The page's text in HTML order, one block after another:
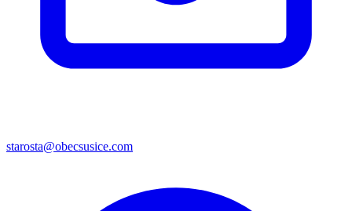
starosta@obecsusice.com